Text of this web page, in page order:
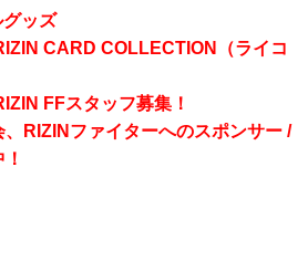
ッズ
CARD COLLECTION（ライコ
FFスタッフ募集！
RIZINファイターへのスポンサー /